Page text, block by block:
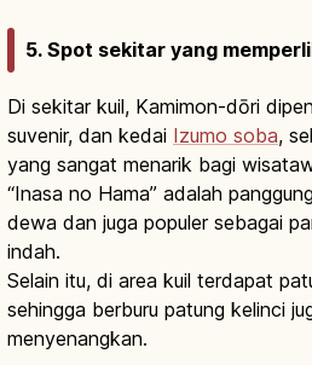
5. Spot sekitar yang
Di sekitar kuil, Kamimon-dōri
suvenir, dan kedai Izumo soba,
yang sangat menarik bagi
“Inasa no Hama” adalah
dewa dan juga populer sebagai
indah.
Selain itu, di area kuil terdapat
sehingga berburu patung kelinci
menyenangkan.